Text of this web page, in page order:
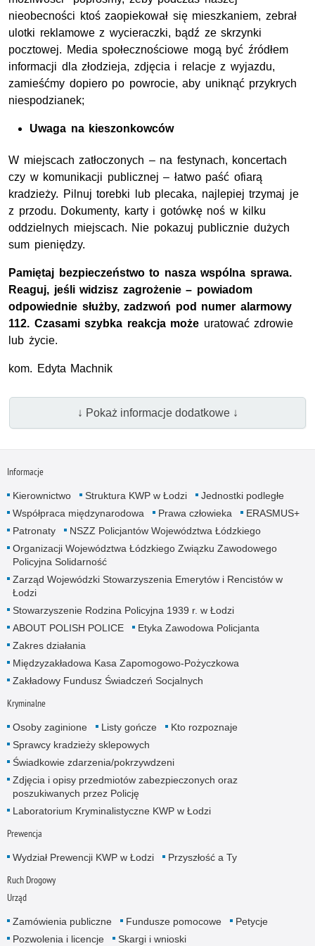
nieobecności ktoś zaopiekował się mieszkaniem, zebrał
ulotki reklamowe z wycieraczki, bądź ze skrzynki
pocztowej. Media społecznościowe mogą być źródłem
informacji dla złodzieja, zdjęcia i relacje z wyjazdu,
zamieśćmy dopiero po powrocie, aby uniknąć przykrych
niespodzianek;
Uwaga na kieszonkowców
W miejscach zatłoczonych – na festynach, koncertach
czy w komunikacji publicznej – łatwo paść ofiarą
kradzieży. Pilnuj torebki lub plecaka, najlepiej trzymaj je
z przodu. Dokumenty, karty i gotówkę noś w kilku
oddzielnych miejscach. Nie pokazuj publicznie dużych
sum pieniędzy.
Pamiętaj bezpieczeństwo to nasza wspólna sprawa.
Reaguj, jeśli widzisz zagrożenie – powiadom
odpowiednie służby, zadzwoń pod numer alarmowy
112. Czasami szybka reakcja może uratować zdrowie
lub życie.
kom. Edyta Machnik
↓ Pokaż informacje dodatkowe ↓
Informacje
Kierownictwo Struktura KWP w Łodzi
Jednostki podległe
Współpraca międzynarodowa
Prawa człowieka
ERASMUS+
Patronaty
NSZZ Policjantów Województwa Łódzkiego
Organizacji Województwa Łódzkiego Związku Zawodowego
Policyjna Solidarność
Zarząd Wojewódzki Stowarzyszenia Emerytów i Rencistów w
Łodzi
Stowarzyszenie Rodzina Policyjna 1939 r. w Łodzi
ABOUT POLISH POLICE
Etyka Zawodowa Policjanta
Zakres działania
Międzyzakładowa Kasa Zapomogowo-Pożyczkowa
Zakładowy Fundusz Świadczeń Socjalnych
Kryminalne
Osoby zaginione Listy gończe
Kto rozpoznaje
Sprawcy kradzieży sklepowych
Świadkowie zdarzenia/pokrzywdzeni
Zdjęcia i opisy przedmiotów zabezpieczonych oraz
poszukiwanych przez Policję
Laboratorium Kryminalistyczne KWP w Łodzi
Prewencja
Wydział Prewencji KWP w Łodzi Przyszłość a Ty
Ruch Drogowy
Urząd
Zamówienia publiczne Fundusze pomocowe
Petycje
Pozwolenia i licencje
Skargi i wnioski